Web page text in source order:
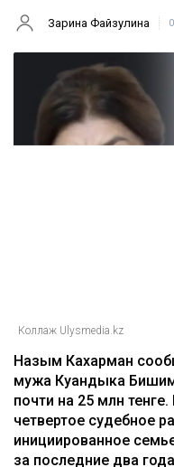
Зарина Файзулина
Коллаж Ulysmedia.kz
Назым Кахарман
мужа Куандыка
почти на 25 млн
четвертое судебное
инициированное
за последние два